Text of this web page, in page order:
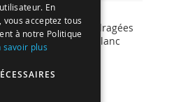
Présentoir à dragées
Cœur laqué blanc
En
acceptez tous
à notre Politique
savoir plus